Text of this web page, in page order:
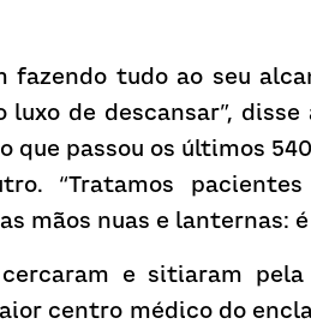
fazendo tudo ao seu
de descansar”, disse
que passou os últimos
“Tratamos
mãos nuas e lanternas:
e sitiaram pela
centro médico do